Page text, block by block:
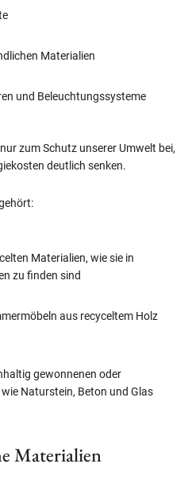
Materialien
und Beleuchtungssysteme
zum Schutz unserer Umwelt bei,
deutlich senken.
Materialien, wie sie in
zu finden sind
aus recyceltem Holz
gewonnenen oder
Naturstein, Beton und Glas
Materialien